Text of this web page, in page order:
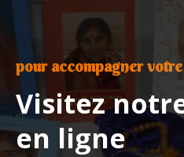
pour accompagner
Visitez
en ligne